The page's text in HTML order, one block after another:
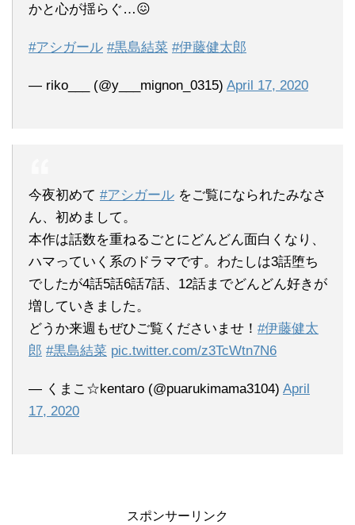
かと心が揺らぐ…😖
#アシガール #黒島結菜 #伊藤健太郎
— riko___ (@y___mignon_0315) April 17, 2020
今夜初めて #アシガール をご覧になられたみなさ
ん、初めまして。
本作は話数を重ねるごとにどんどん面白くなり、
ハマっていく系のドラマです。わたしは3話堕ち
でしたが4話5話6話7話、12話までどんどん好きが
増していきました。
どうか来週もぜひご覧くださいませ！ #伊藤健太
郎 #黒島結菜 pic.twitter.com/z3TcWtn7N6
— くまこ☆kentaro (@puarukimama3104) April
17, 2020
スポンサーリンク